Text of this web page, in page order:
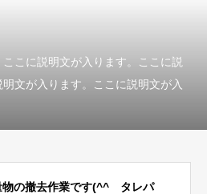
こに説明文が入ります。ここに説
文が入ります。ここに説明文が入
物の撤去作業です(^^ タレパ